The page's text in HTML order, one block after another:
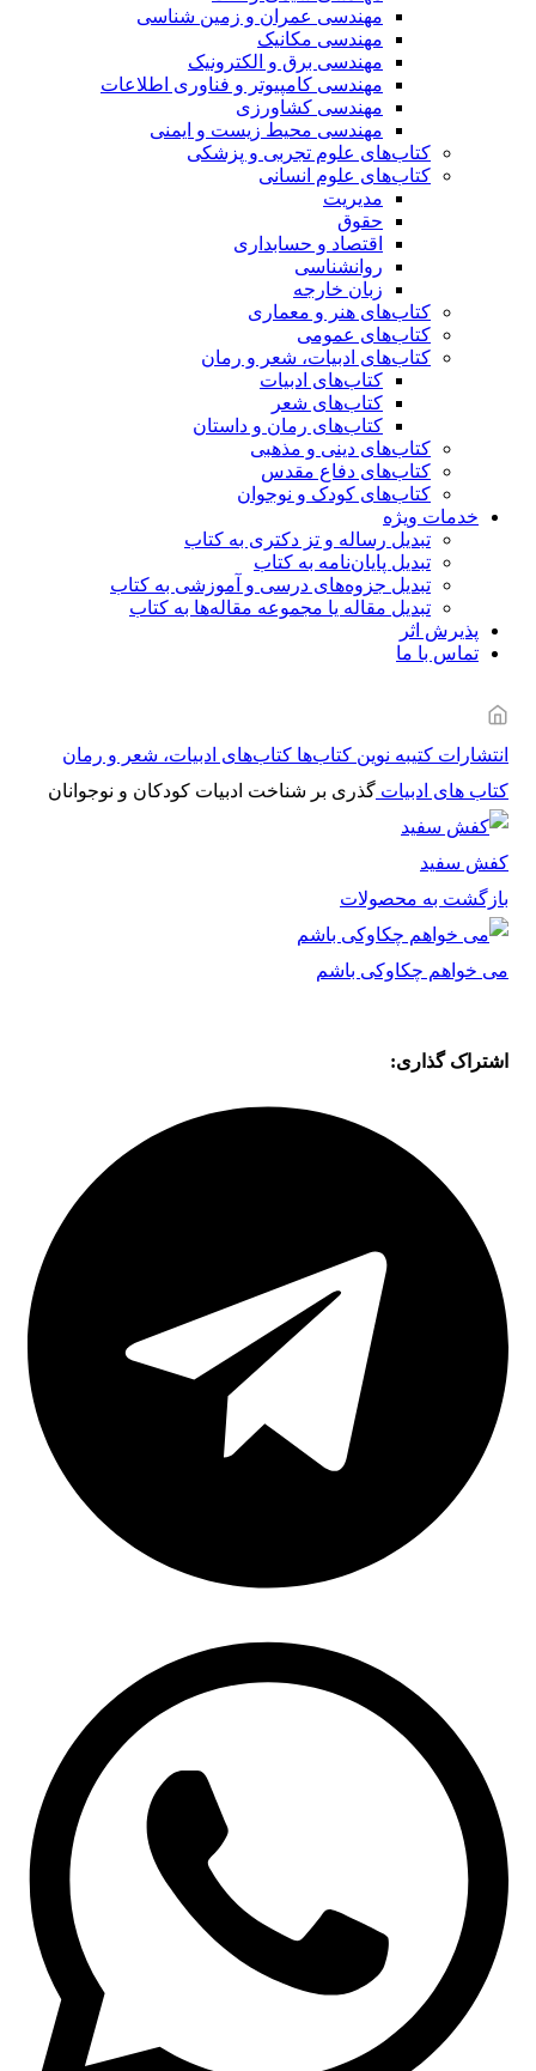
مهندسی عمران و زمین شناسی
مهندسی مکانیک
مهندسی برق و الکترونیک
مهندسی کامپیوتر و فناوری اطلاعات
مهندسی کشاورزی
مهندسی محیط زیست و ایمنی
کتاب‌های علوم تجربی و پزشکی
کتاب‌های علوم انسانی
مدیریت
حقوق
اقتصاد و حسابداری
روانشناسی
زبان خارجه
کتاب‌های هنر و معماری
کتاب‌های عمومی
کتاب‌های ادبیات، شعر و رمان
کتاب‌های ادبیات
کتاب‌های شعر
کتاب‌های رمان و داستان
کتاب‌های دینی و مذهبی
کتاب‌های دفاع مقدس
کتاب‌های کودک و نوجوان
خدمات ویژه
تبدیل رساله و تز دکتری به کتاب
تبدیل پایان‌نامه به کتاب
تبدیل جزوه‌های درسی و آموزشی به کتاب
تبدیل مقاله یا مجموعه مقاله‌ها به کتاب
پذیرش اثر
تماس با ما
انتشارات کتیبه نوین کتاب‌ها کتاب‌های ادبیات، شعر و رمان
کتاب های ادبیات گذری بر شناخت ادبیات کودکان و نوجوانان
کفش سفید
بازگشت به محصولات
می خواهم چکاوکی باشم
اشتراک گذاری: